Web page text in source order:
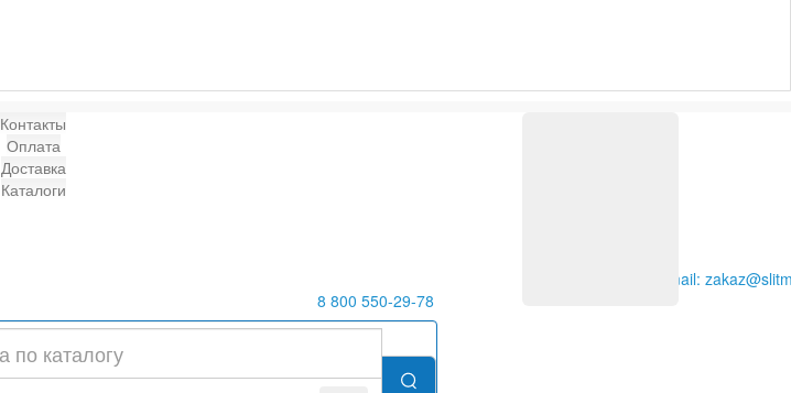
Контакты
Оплата
Доставка
Каталоги
E-mail:
8 800 550-29-78